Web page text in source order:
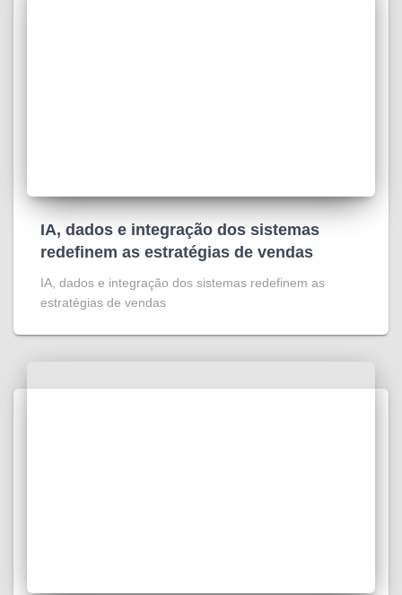
IA, dados e integração dos sistemas
redefinem as estratégias de vendas
IA, dados e integração dos sistemas redefinem as
estratégias de vendas